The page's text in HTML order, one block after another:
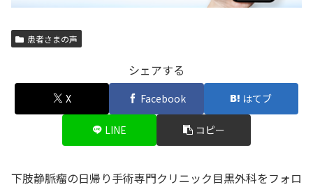
患者さまの声
シェアする
X Facebook はてブ
LINE コピー
下肢静脈瘤の日帰り手術専門クリニック目黒外科をフォロ